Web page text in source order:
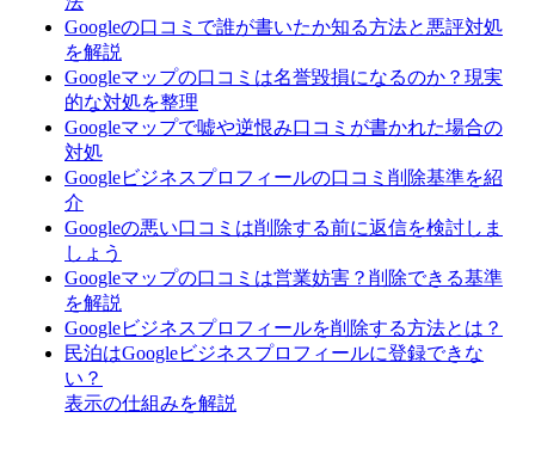
Googleの口コミで誰が書いたか知る方法と悪評対処
を解説
Googleマップの口コミは名誉毀損になるのか？現実
的な対処を整理
Googleマップで嘘や逆恨み口コミが書かれた場合の
対処
Googleビジネスプロフィールの口コミ削除基準を紹
介
Googleの悪い口コミは削除する前に返信を検討しま
しょう
Googleマップの口コミは営業妨害？削除できる基準
を解説
Googleビジネスプロフィールを削除する方法とは？
民泊はGoogleビジネスプロフィールに登録できな
い？
表示の仕組みを解説